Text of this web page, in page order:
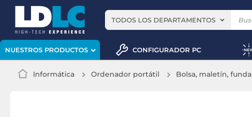
TODOS LOS DEPARTAMENTOS
NUESTROS PRODUCTOS CONFIGURADOR PC
Informática Ordenador portátil Bolsa, maletín, funda